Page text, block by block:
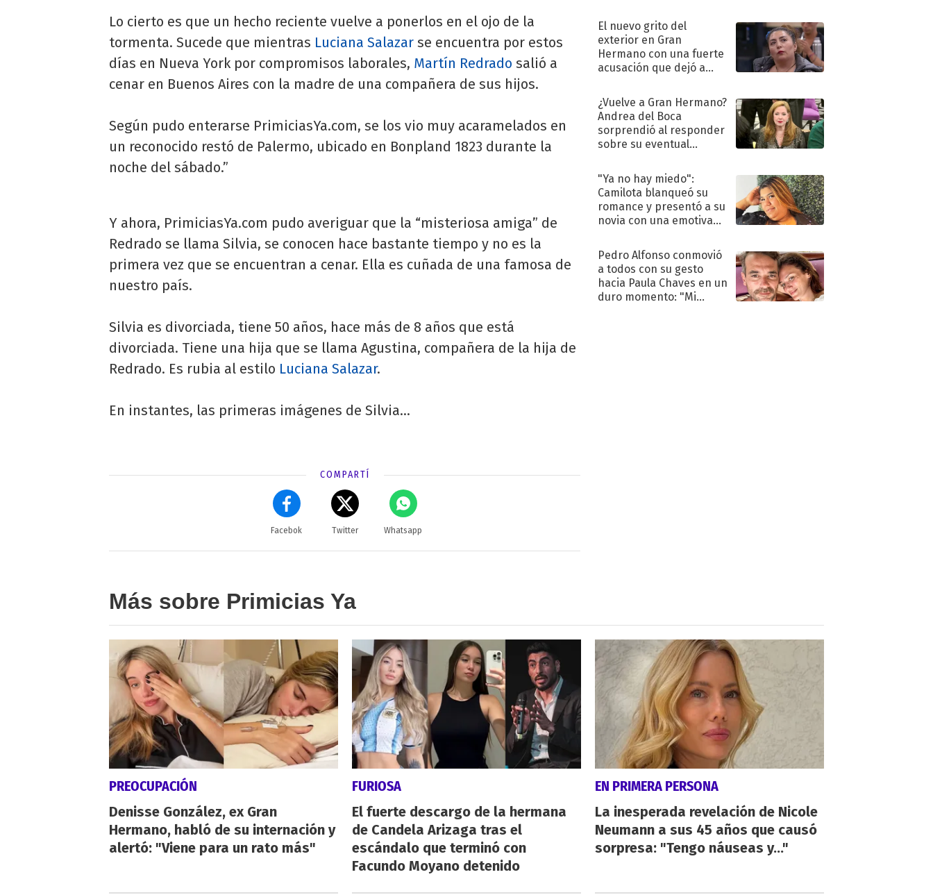
Lo cierto es que un hecho reciente vuelve a ponerlos en el ojo de la
tormenta. Sucede que mientras Luciana Salazar se encuentra por estos
días en Nueva York por compromisos laborales, Martín Redrado salió a
cenar en Buenos Aires con la madre de una compañera de sus hijos.
Según pudo enterarse PrimiciasYa.com, se los vio muy acaramelados en
un reconocido restó de Palermo, ubicado en Bonpland 1823 durante la
noche del sábado.”
Y ahora, PrimiciasYa.com pudo averiguar que la “misteriosa amiga” de
Redrado se llama Silvia, se conocen hace bastante tiempo y no es la
primera vez que se encuentran a cenar. Ella es cuñada de una famosa de
nuestro país.
Silvia es divorciada, tiene 50 años, hace más de 8 años que está
divorciada. Tiene una hija que se llama Agustina, compañera de la hija de
Redrado. Es rubia al estilo Luciana Salazar.
En instantes, las primeras imágenes de Silvia…
COMPARTÍ
Facebok Twitter Whatsapp
El nuevo grito del
exterior en Gran
Hermano con una fuerte
acusación que dejó a
"Traidora"
¿Vuelve a Gran Hermano?
Andrea del Boca
sorprendió al responder
sobre su eventual
"Ya no hay miedo":
Camilota blanqueó su
romance y presentó a su
novia con una emotiva
Pedro Alfonso conmovió
a todos con su gesto
hacia Paula Chaves en un
duro momento: "Mi
Más sobre Primicias Ya
PREOCUPACIÓN
Denisse González, ex Gran
Hermano, habló de su internación y
alertó: "Viene para un rato más"
FURIOSA
El fuerte descargo de la hermana
de Candela Arizaga tras el
escándalo que terminó con
Facundo Moyano detenido
EN PRIMERA PERSONA
La inesperada revelación de Nicole
Neumann a sus 45 años que causó
sorpresa: "Tengo náuseas y..."